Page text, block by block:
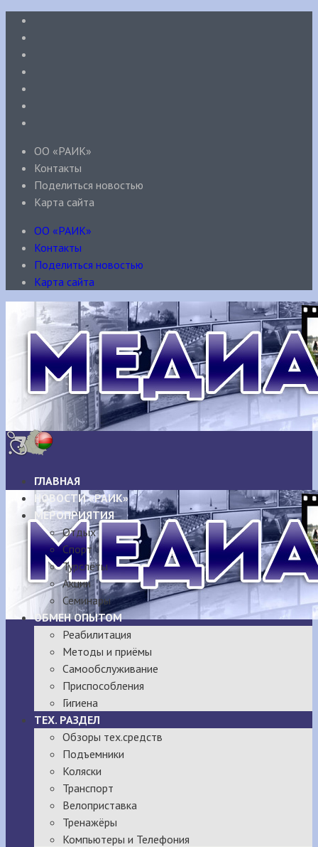
ОО «РАИК»
Контакты
Поделиться новостью
Карта сайта
ОО «РАИК»
Контакты
Поделиться новостью
Карта сайта
ГЛАВНАЯ
НОВОСТИ «РАИК»
МЕРОПРИЯТИЯ
Отдых
Спорт
Турслёты
Акции
Семинары
ОБМЕН ОПЫТОМ
Реабилитация
Методы и приёмы
Самообслуживание
Приспособления
Гигиена
ТЕХ. РАЗДЕЛ
Обзоры тех.средств
Подъемники
Коляски
Транспорт
Велоприставка
Тренажёры
Компьютеры и Телефония